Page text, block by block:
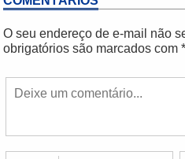
O seu endereço de e-mail não
obrigatórios são marcados com *